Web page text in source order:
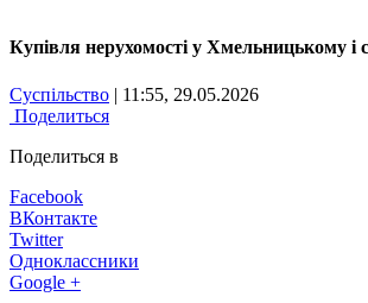
Купівля нерухомості у Хмельницькому і
Суспільство | 11:55, 29.05.2026
Поделиться
Поделиться в
Facebook
ВКонтакте
Twitter
Одноклассники
Google +